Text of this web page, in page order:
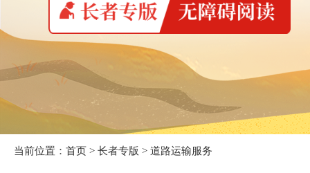
当前位置： 首页 > 长者专版 > 道路运输服务